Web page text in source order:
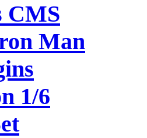
CMS
Man
1/6